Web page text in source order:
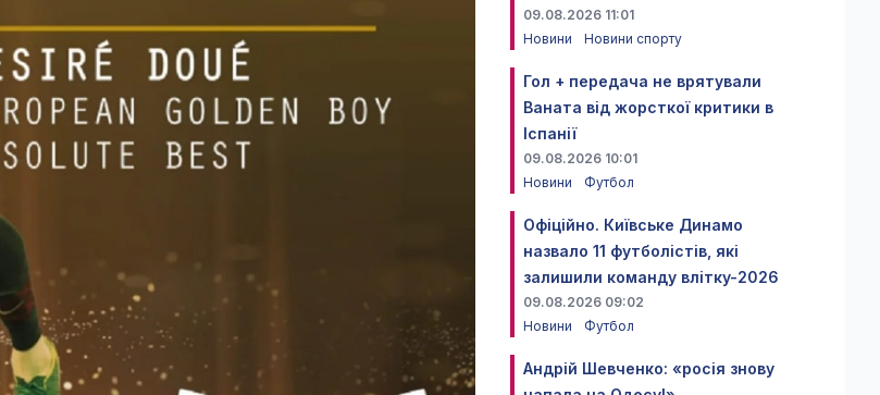
09.08.2026 11:01
Новини
Новини спорту
Гол + передача не врятували
Ваната від жорсткої критики в
Іспанії
09.08.2026 10:01
Новини
Футбол
Офіційно. Київське Динамо
назвало 11 футболістів, які
залишили команду влітку-2026
09.08.2026 09:02
Новини
Футбол
Андрій Шевченко: «росія знову